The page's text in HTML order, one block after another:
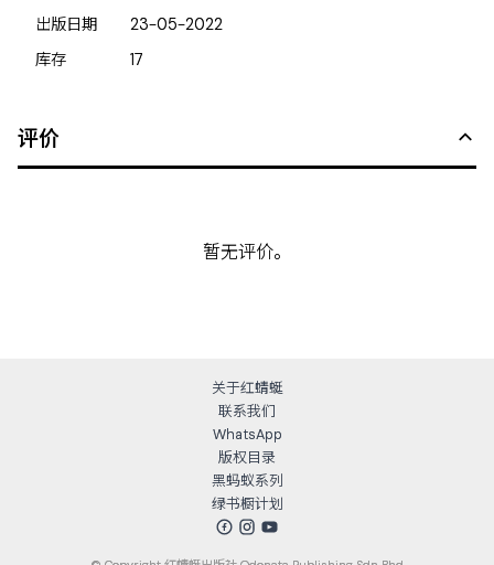
出版日期
23-05-2022
库存
17
评价
暂无评价。
关于红蜻蜓
联系我们
WhatsApp
版权目录
黑蚂蚁系列
绿书橱计划